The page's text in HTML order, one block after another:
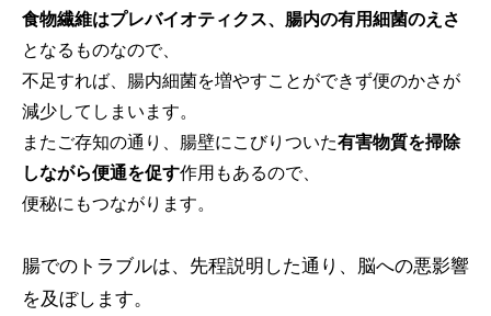
食物繊維はプレバイオティクス、腸内の有用細菌のえさ
となるものなので、
不足すれば、腸内細菌を増やすことができず便のかさが
減少してしまいます。
またご存知の通り、腸壁にこびりついた有害物質を掃除
しながら便通を促す作用もあるので、
便秘にもつながります。
腸でのトラブルは、先程説明した通り、脳への悪影響
を及ぼします。